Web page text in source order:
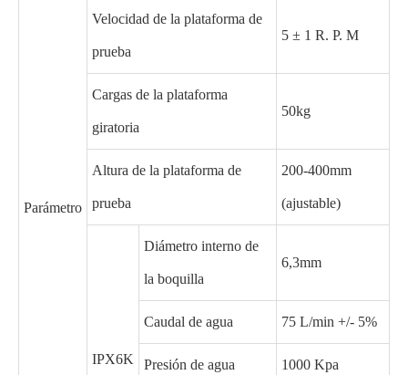
Parámetro
Velocidad de la plataforma de
prueba
5 ± 1 R. P. M
Cargas de la plataforma
giratoria
50kg
Altura de la plataforma de
prueba
200-400mm
(ajustable)
IPX6K
Diámetro interno de
la boquilla
6,3mm
Caudal de agua 75 L/min +/- 5%
Presión de agua 1000 Kpa